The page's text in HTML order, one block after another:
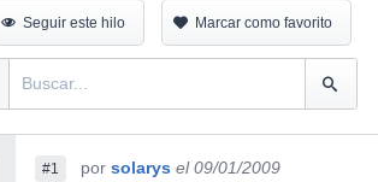
Seguir este hilo Marcar como favorito
#1 por solarys el 09/01/2009